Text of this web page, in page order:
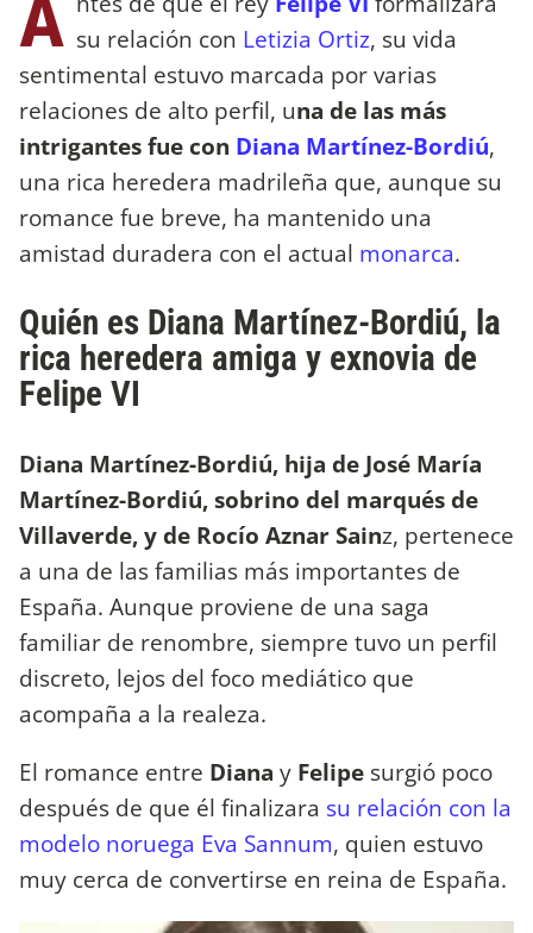
A su relación con Letizia Ortiz, su vida
sentimental estuvo marcada por varias
relaciones de alto perfil, una de las más
intrigantes fue con Diana Martínez-Bordiú,
una rica heredera madrileña que, aunque su
romance fue breve, ha mantenido una
amistad duradera con el actual monarca.
Quién es Diana Martínez-Bordiú, la
rica heredera amiga y exnovia de
Felipe VI
Diana Martínez-Bordiú, hija de José María
Martínez-Bordiú, sobrino del marqués de
Villaverde, y de Rocío Aznar Sainz, pertenece
a una de las familias más importantes de
España. Aunque proviene de una saga
familiar de renombre, siempre tuvo un perfil
discreto, lejos del foco mediático que
acompaña a la realeza.
El romance entre Diana y Felipe surgió poco
después de que él finalizara su relación con la
modelo noruega Eva Sannum, quien estuvo
muy cerca de convertirse en reina de España.